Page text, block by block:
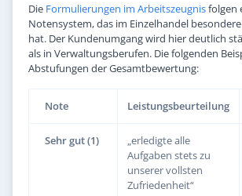
Die Formulierungen im Arbeitszeugnisfolgen
Notensystem, das im Einzelhandel
hat. Der Kundenumgang wird hier deutlich
als in Verwaltungsberufen. Die folgenden
Abstufungen der Gesamtbewertung:
Note Leistungsbeurteilung
Sehr gut (1)
„erledigte alle
Aufgaben stets zu
unserer vollsten
Zufriedenheit“